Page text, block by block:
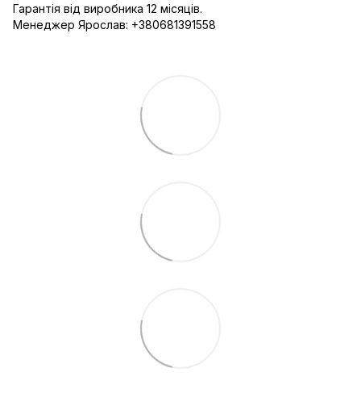
Гарантія від виробника 12 місяців.
Менеджер Ярослав: +380681391558